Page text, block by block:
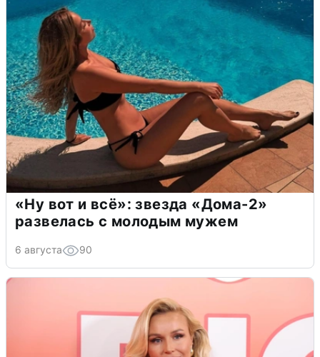
«Ну вот и всё»: звезда «Дома-2»
развелась с молодым мужем
6 августа 90